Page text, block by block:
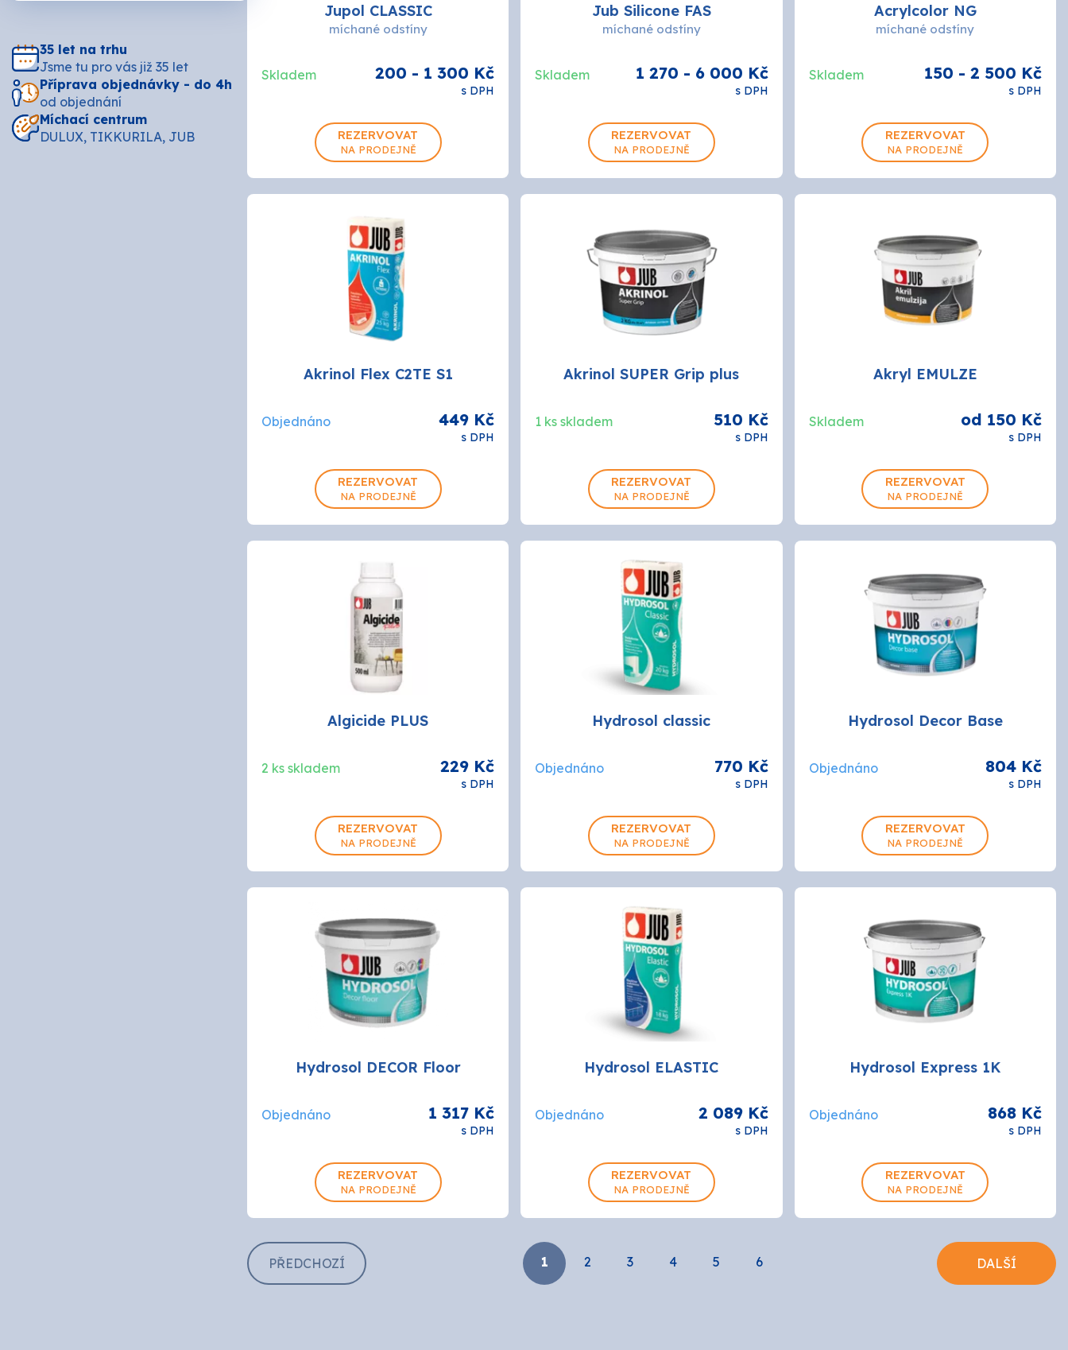
Druchema European Aerosols
HET
CHEMOLAK Chempro Peterka
LEVIOR FESTA
STACHEMA TIKKURILA Tikkurila průmysl
35 let na trhu
Jsme tu pro vás již 35 let
Příprava objednávky - do 4h
od objednání
Míchací centrum
DULUX, TIKKURILA, JUB
Jupol CLASSIC
míchané odstíny
Skladem 200 - 1 300 Kč
s DPH
5L 10L
REZERVOVAT
NA PRODEJNĚ
Jub Silicone FAS
míchané odstíny
Skladem 1 270 - 6 000 Kč
s DPH
5L 15L
REZERVOVAT
NA PRODEJNĚ
Acrylcolor NG
míchané odstíny
Skladem 150 - 2 500 Kč
s DPH
0.75L 5L 15L
REZERVOVAT
NA PRODEJNĚ
Akrinol Flex C2TE S1
Objednáno 449 Kč
s DPH
REZERVOVAT
NA PRODEJNĚ
Akrinol SUPER Grip plus
1 ks skladem 510 Kč
s DPH
REZERVOVAT
NA PRODEJNĚ
Akryl EMULZE
Skladem od 150 Kč
s DPH
1kg 5kg 18kg
REZERVOVAT
NA PRODEJNĚ
Algicide PLUS
2 ks skladem 229 Kč
s DPH
REZERVOVAT
NA PRODEJNĚ
Hydrosol classic
Objednáno 770 Kč
s DPH
REZERVOVAT
NA PRODEJNĚ
Hydrosol Decor Base
Objednáno 804 Kč
s DPH
REZERVOVAT
NA PRODEJNĚ
Hydrosol DECOR Floor
Objednáno 1 317 Kč
s DPH
REZERVOVAT
NA PRODEJNĚ
Hydrosol ELASTIC
Objednáno 2 089 Kč
s DPH
REZERVOVAT
NA PRODEJNĚ
Hydrosol Express 1K
Objednáno 868 Kč
s DPH
REZERVOVAT
NA PRODEJNĚ
PŘEDCHOZÍ 1 2 3 4 5 6 DALŠÍ